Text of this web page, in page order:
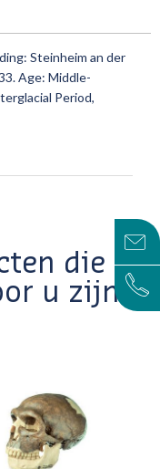
Steinheim an der
Age: Middle-
Period,
die
u zijn!